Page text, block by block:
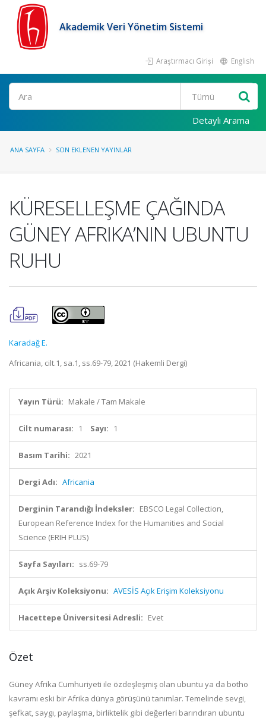
Akademik Veri Yönetim Sistemi
Araştırmacı Girişi English
Ara
Detaylı Arama
ANA SAYFA SON EKLENEN YAYINLAR
KÜRESELLEŞME ÇAĞINDA
GÜNEY AFRIKA’NIN UBUNTU
RUHU
Karadağ E.
Africania, cilt.1, sa.1, ss.69-79, 2021 (Hakemli Dergi)
Yayın Türü: Makale / Tam Makale
Cilt numarası: 1 Sayı: 1
Basım Tarihi: 2021
Dergi Adı: Africania
Derginin Tarandığı İndeksler: EBSCO Legal Collection,
European Reference Index for the Humanities and Social
Science (ERIH PLUS)
Sayfa Sayıları: ss.69-79
Açık Arşiv Koleksiyonu: AVESİS Açık Erişim Koleksiyonu
Hacettepe Üniversitesi Adresli: Evet
Özet
Güney Afrika Cumhuriyeti ile özdeşleşmiş olan ubuntu ya da botho
kavramı eski bir Afrika dünya görüşünü tanımlar. Temelinde sevgi,
şefkat, saygı, paylaşma, birliktelik gibi değerleri barındıran ubuntu